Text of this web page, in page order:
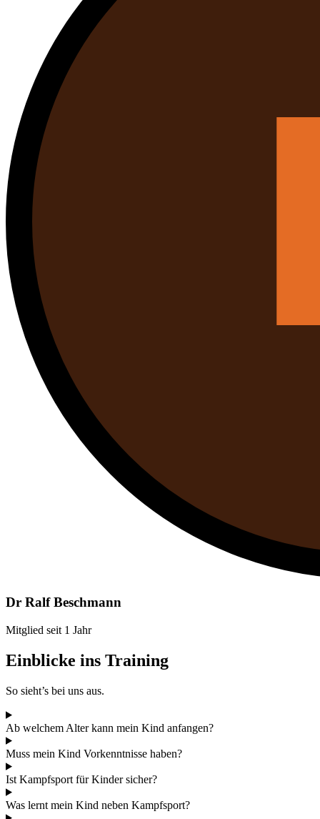
Dr Ralf Beschmann
Mitglied seit 1 Jahr
Einblicke ins Training
So sieht’s bei uns aus.
Ab welchem Alter kann mein Kind anfangen?
Muss mein Kind Vorkenntnisse haben?
Ist Kampfsport für Kinder sicher?
Was lernt mein Kind neben Kampfsport?